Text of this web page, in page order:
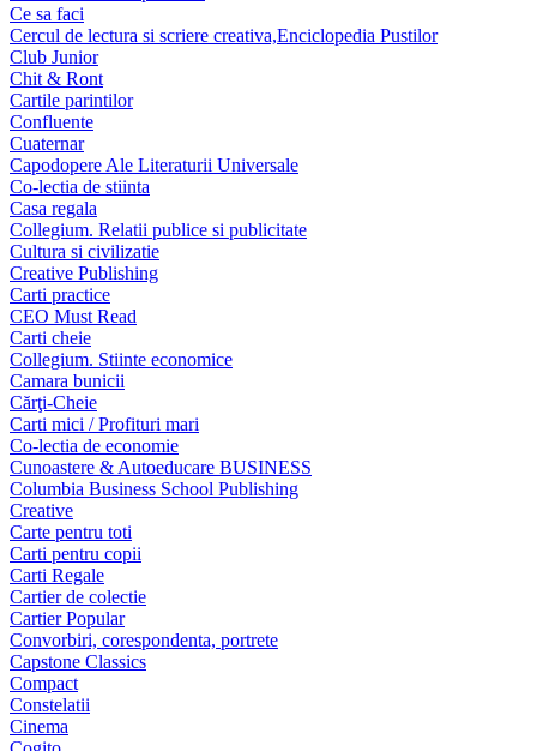
Ce sa faci
Cercul de lectura si scriere creativa,Enciclopedia Pustilor
Club Junior
Chit & Ront
Cartile parintilor
Confluente
Cuaternar
Capodopere Ale Literaturii Universale
Co-lectia de stiinta
Casa regala
Collegium. Relatii publice si publicitate
Cultura si civilizatie
Creative Publishing
Carti practice
CEO Must Read
Carti cheie
Collegium. Stiinte economice
Camara bunicii
Cărţi-Cheie
Carti mici / Profituri mari
Co-lectia de economie
Cunoastere & Autoeducare BUSINESS
Columbia Business School Publishing
Creative
Carte pentru toti
Carti pentru copii
Carti Regale
Cartier de colectie
Cartier Popular
Convorbiri, corespondenta, portrete
Capstone Classics
Compact
Constelatii
Cinema